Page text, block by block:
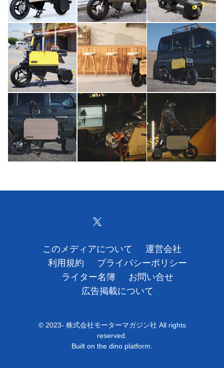
このメディアについて
運営会社
利用規約
プライバシーポリシー
ライター名簿
お問い合せ
広告掲載について
© 2023- 株式会社モーターマガジン社 All rights
reserved.
Built on the dino platform.